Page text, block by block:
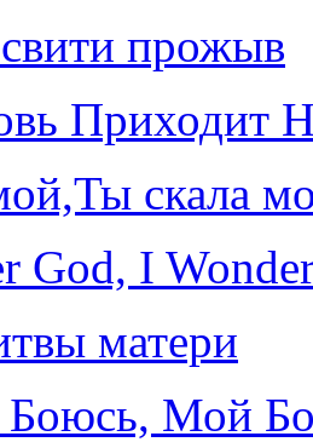
прожыв
Приходит
скала
God, I
матери
Мой